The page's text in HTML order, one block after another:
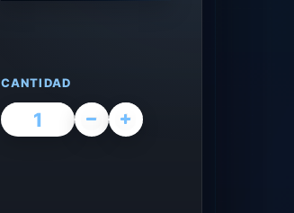
CANTIDAD